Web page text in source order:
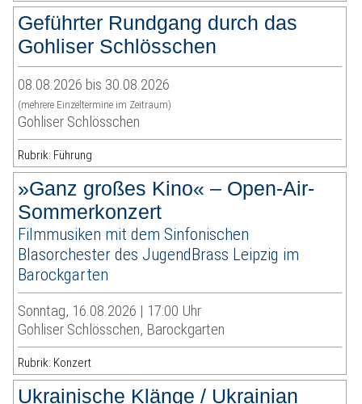
Geführter Rundgang durch das
Gohliser Schlösschen
08.08.2026 bis 30.08.2026
(mehrere Einzeltermine im Zeitraum)
Gohliser Schlösschen
Rubrik: Führung
»Ganz großes Kino« – Open-Air-
Sommerkonzert
Filmmusiken mit dem Sinfonischen
Blasorchester des JugendBrass Leipzig im
Barockgarten
Sonntag, 16.08.2026 | 17:00 Uhr
Gohliser Schlösschen, Barockgarten
Rubrik: Konzert
Ukrainische Klänge / Ukrainian